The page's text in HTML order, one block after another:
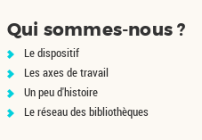
Qui sommes-nous ?
Le dispositif
Les axes de travail
Un peu d'histoire
Le réseau des bibliothèques